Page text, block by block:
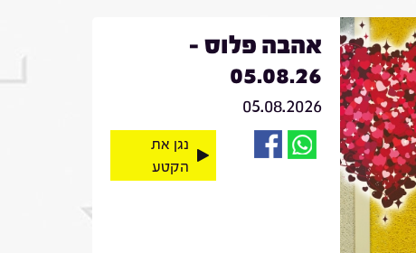
אהבה פלוס -
05.08.26
05.08.2026
נגן את
הקטע